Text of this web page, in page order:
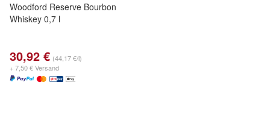
Woodford Reserve Bourbon
Whiskey 0,7 l
30,92 € (44,17 €/l)
+ 7,50 € Versand